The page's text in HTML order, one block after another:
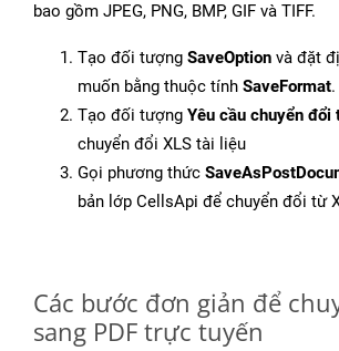
bao gồm JPEG, PNG, BMP, GIF và TIFF.
Tạo đối tượng SaveOption và đặt
muốn bằng thuộc tính SaveFormat.
Tạo đối tượng Yêu cầu chuyển đổi
chuyển đổi XLS tài liệu
Gọi phương thức
bản lớp CellsApi để chuyển đổi từ
Các bước đơn giản để
sang PDF trực tuyến